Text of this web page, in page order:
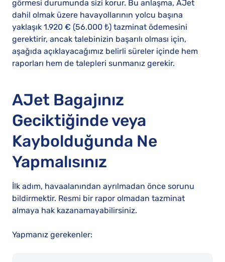
görmesi durumunda sizi korur. Bu anlaşma, AJet
dahil olmak üzere havayollarının yolcu başına
yaklaşık 1.920 € (56.000 ₺) tazminat ödemesini
gerektirir, ancak talebinizin başarılı olması için,
aşağıda açıklayacağımız belirli süreler içinde hem
raporları hem de talepleri sunmanız gerekir.
AJet Bagajınız
Geciktiğinde veya
Kaybolduğunda Ne
Yapmalısınız
İlk adım, havaalanından ayrılmadan önce sorunu
bildirmektir. Resmi bir rapor olmadan tazminat
almaya hak kazanamayabilirsiniz.
Yapmanız gerekenler: